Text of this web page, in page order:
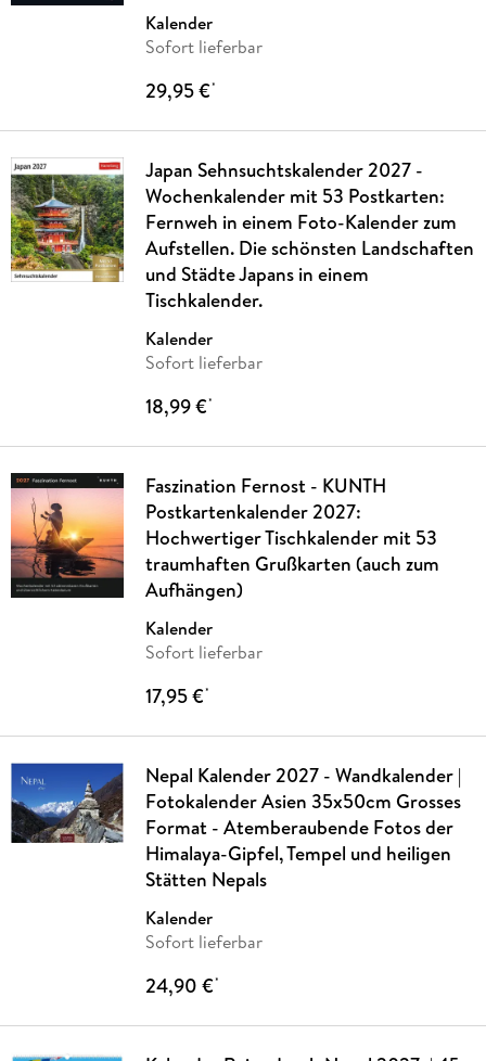
Kalender
Sofort lieferbar
29,95 €*
Japan Sehnsuchtskalender 2027 -
Wochenkalender mit 53 Postkarten:
Fernweh in einem Foto-Kalender zum
Aufstellen. Die schönsten Landschaften
und Städte Japans in einem
Tischkalender.
Kalender
Sofort lieferbar
18,99 €*
Faszination Fernost - KUNTH
Postkartenkalender 2027:
Hochwertiger Tischkalender mit 53
traumhaften Grußkarten (auch zum
Aufhängen)
Kalender
Sofort lieferbar
17,95 €*
Nepal Kalender 2027 - Wandkalender |
Fotokalender Asien 35x50cm Grosses
Format - Atemberaubende Fotos der
Himalaya-Gipfel, Tempel und heiligen
Stätten Nepals
Kalender
Sofort lieferbar
24,90 €*